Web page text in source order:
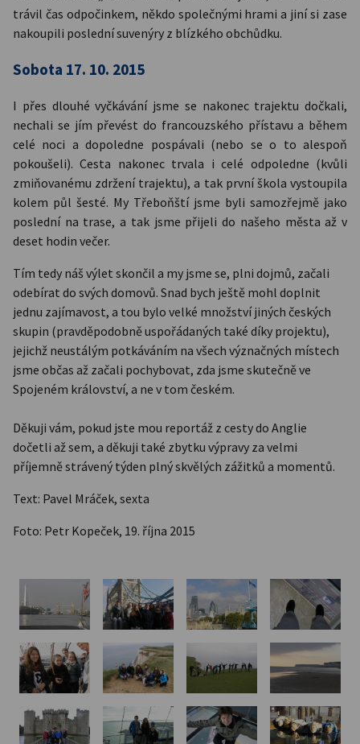
trávil čas odpočinkem, někdo společnými hrami a jiní si zase
nakoupili poslední suvenýry z blízkého obchůdku.
Sobota 17. 10. 2015
I přes dlouhé vyčkávání jsme se nakonec trajektu dočkali,
nechali se jím převést do francouzského přístavu a během
celé noci a dopoledne pospávali (nebo se o to alespoň
pokoušeli). Cesta nakonec trvala i celé odpoledne (kvůli
zmiňovanému zdržení trajektu), a tak první škola vystoupila
kolem půl šesté. My Třeboňští jsme byli samozřejmě jako
poslední na trase, a tak jsme přijeli do našeho města až v
deset hodin večer.
Tím tedy náš výlet skončil a my jsme se, plni dojmů, začali
odebírat do svých domovů. Snad bych ještě mohl doplnit
jednu zajímavost, a tou bylo velké množství jiných českých
skupin (pravděpodobně uspořádaných také díky projektu),
jejichž neustálým potkáváním na všech význačných místech
jsme občas až začali pochybovat, zda jsme skutečně ve
Spojeném království, a ne v tom českém.
Děkuji vám, pokud jste mou reportáž z cesty do Anglie
dočetli až sem, a děkuji také zbytku výpravy za velmi
příjemně strávený týden plný skvělých zážitků a momentů.
Text: Pavel Mráček, sexta
Foto: Petr Kopeček, 19. října 2015